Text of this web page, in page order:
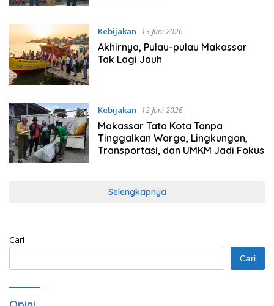
Kebijakan 13 Juni 2026
Akhirnya, Pulau-pulau Makassar
Tak Lagi Jauh
Kebijakan 12 Juni 2026
Makassar Tata Kota Tanpa
Tinggalkan Warga, Lingkungan,
Transportasi, dan UMKM Jadi Fokus
Selengkapnya
Cari
Cari